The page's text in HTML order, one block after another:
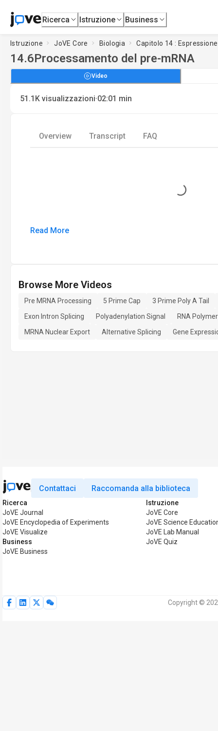
Ricerca Istruzione Business
Istruzione JoVE Core Biologia Capitolo 14 :
14.6Processamento del pre-mRNA
Video
51.1K visualizzazioni·02:01 min
Overview Transcript FAQ
Loading...
Read More
Browse More Videos
Pre MRNA Processing 5 Prime Cap
3 Prime Poly A Tail
Exon Intron Splicing
Polyadenylation Signal
RNA
MRNA Nuclear Export
Alternative Splicing Gene
Contattaci Raccomanda alla biblioteca
Ricerca
JoVE Journal
JoVE Encyclopedia of Experiments
JoVE Visualize
Business
JoVE Business
Istruzione
JoVE Core
JoVE Science
JoVE Lab Manual
JoVE Quiz
Copyright ©